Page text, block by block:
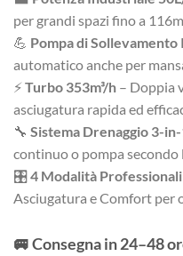
recensioni
per grandi spazi fino a
💪 Pompa di
automatico anche per
⚡Turbo 353m³/h – Doppia
asciugatura rapida ed
🔧 Sistema Drenaggio 3-in-
continuo o pompa secondo
🎛️4 Modalità Professionali
Asciugatura e Comfort per
🚐 Consegna in 24–48